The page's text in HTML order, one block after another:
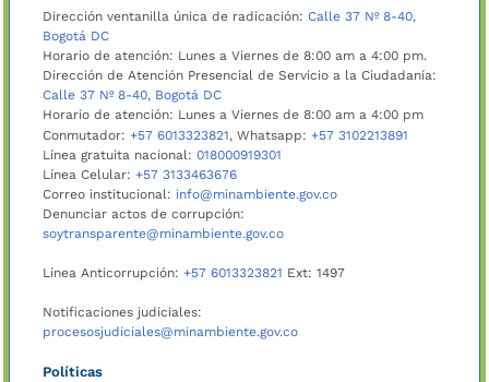
Dirección ventanilla única de radicación: Calle 37 Nº 8-40,
Bogotá DC
Horario de atención: Lunes a Viernes de 8:00 am a 4:00 pm.
Dirección de Atención Presencial de Servicio a la Ciudadanía:
Calle 37 Nº 8-40, Bogotá DC
Horario de atención: Lunes a Viernes de 8:00 am a 4:00 pm
Conmutador: +57 6013323821, Whatsapp: +57 3102213891
Línea gratuita nacional: 018000919301
Línea Celular: +57 3133463676
Correo institucional: info@minambiente.gov.co
Denunciar actos de corrupción:
soytransparente@minambiente.gov.co
Línea Anticorrupción: +57 6013323821 Ext: 1497
Notificaciones judiciales:
procesosjudiciales@minambiente.gov.co
Políticas